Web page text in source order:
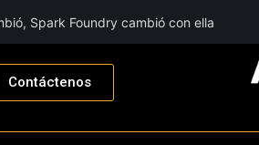
Spark Foundry cambió con ella
Contáctenos